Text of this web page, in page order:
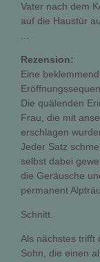
Vater nach dem
auf die Haustür
Rezension:
Eine
Die quälenden
Frau, die mit
erschlagen
Jeder Satz
selbst dabei
die Geräusche
permanent
Schnitt.
Als nächstes trifft
Sohn, die einen